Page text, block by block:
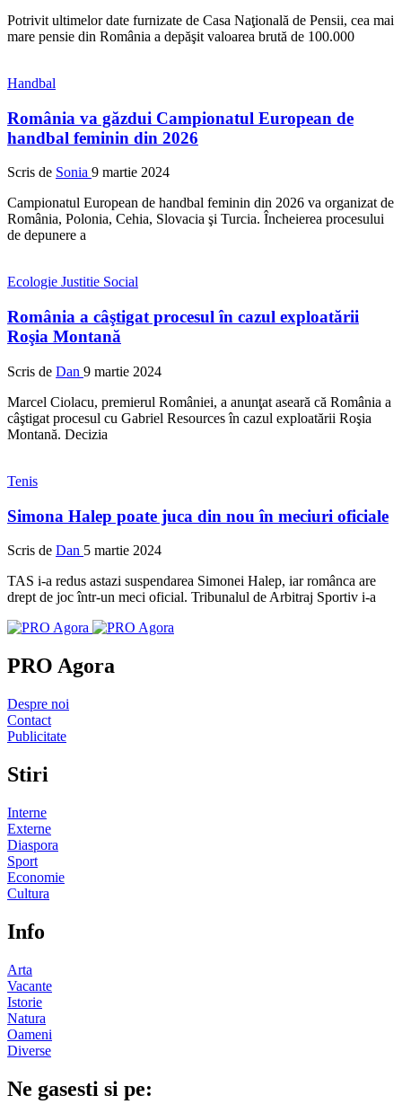
Potrivit ultimelor date furnizate de Casa Naţională de Pensii, cea mai
mare pensie din România a depăşit valoarea brută de 100.000
Handbal
România va găzdui Campionatul European de
handbal feminin din 2026
Scris de Sonia 9 martie 2024
Campionatul European de handbal feminin din 2026 va organizat de
România, Polonia, Cehia, Slovacia şi Turcia. Încheierea procesului
de depunere a
Ecologie Justitie Social
România a câştigat procesul în cazul exploatării
Roşia Montană
Scris de Dan 9 martie 2024
Marcel Ciolacu, premierul României, a anunţat aseară că România a
câştigat procesul cu Gabriel Resources în cazul exploatării Roşia
Montană. Decizia
Tenis
Simona Halep poate juca din nou în meciuri oficiale
Scris de Dan 5 martie 2024
TAS i-a redus astazi suspendarea Simonei Halep, iar românca are
drept de joc într-un meci oficial. Tribunalul de Arbitraj Sportiv i-a
PRO Agora
Despre noi
Contact
Publicitate
Stiri
Interne
Externe
Diaspora
Sport
Economie
Cultura
Info
Arta
Vacante
Istorie
Natura
Oameni
Diverse
Ne gasesti si pe: